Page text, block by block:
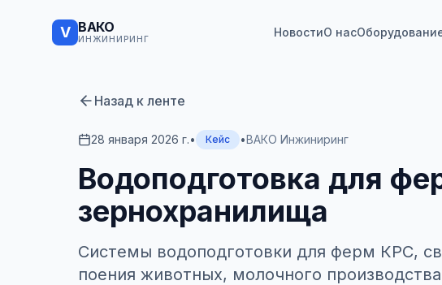
V ВАКО
ИНЖИНИРИНГ НовостиО нас
Назад к ленте
28 января 2026 г.• Кейс •ВАКО Инжиниринг
Водоподготовка для
зернохранилища
Системы водоподготовки для ферм КРС,
поения животных, молочного